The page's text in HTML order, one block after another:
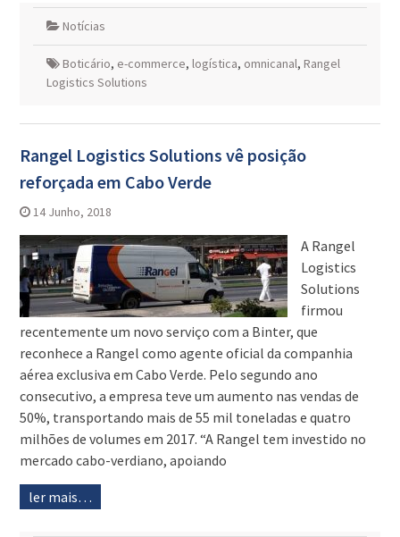
Notícias
Boticário, e-commerce, logística, omnicanal, Rangel
Logistics Solutions
Rangel Logistics Solutions vê posição
reforçada em Cabo Verde
14 Junho, 2018
A Rangel
Logistics
Solutions
firmou
recentemente um novo serviço com a Binter, que
reconhece a Rangel como agente oficial da companhia
aérea exclusiva em Cabo Verde. Pelo segundo ano
consecutivo, a empresa teve um aumento nas vendas de
50%, transportando mais de 55 mil toneladas e quatro
milhões de volumes em 2017. “A Rangel tem investido no
mercado cabo-verdiano, apoiando
ler mais…